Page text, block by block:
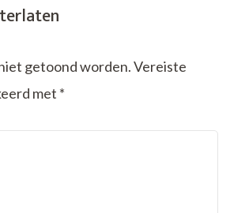
getoond worden.Vereiste
met *